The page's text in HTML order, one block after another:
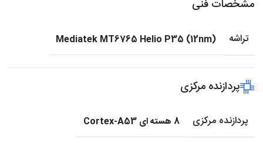
مشخصات فنی
تراشه Mediatek MT6765 Helio P35 (12nm)
پردازنده مرکزی
پردازنده مرکزی 8 هسته ای Cortex-A53